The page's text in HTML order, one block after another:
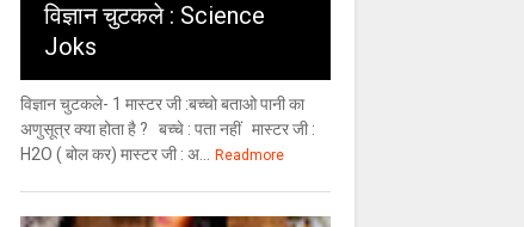
विज्ञान चुटकले : Science
Joks
विज्ञान चुटकले- 1 मास्टर जी :बच्चो बताओ पानी का
अणुसूत्र क्या होता है ? बच्चे : पता नहीं मास्टर जी :
H2O ( बोल कर) मास्टर जी : अ...
Readmore